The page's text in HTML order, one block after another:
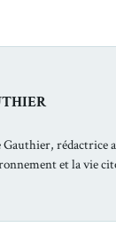
Gauthier, rédactrice
et la vie